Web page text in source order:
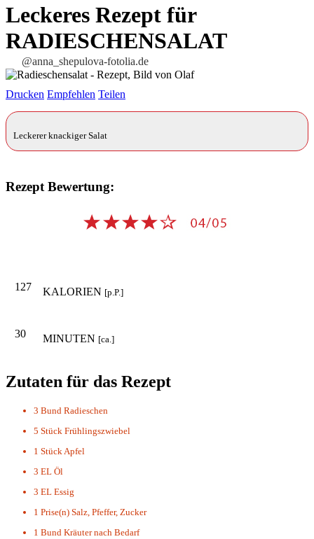
Leckeres Rezept für
RADIESCHENSALAT
@anna_shepulova-fotolia.de
Drucken Empfehlen Teilen
Leckerer knackiger Salat
Rezept Bewertung:
127 KALORIEN [p.P.]
30 MINUTEN [ca.]
Zutaten für das Rezept
3 Bund Radieschen
5 Stück Frühlingszwiebel
1 StückApfel
3 EL Öl
3 EL Essig
1 Prise(n) Salz, Pfeffer, Zucker
1 Bund Kräuter nach Bedarf